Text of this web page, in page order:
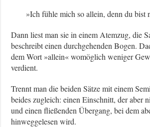
»Ich fühle mich so allein, denn du bist
Dann liest man sie in einem Atemzug, die
beschreibt einen durchgehenden Bogen.
dem Wort »allein« womöglich weniger
verdient.
Trennt man die beiden Sätze mit einem
beides zugleich: einen Einschnitt, der aber
und einen fließenden Übergang, bei dem
hinweggelesen wird.